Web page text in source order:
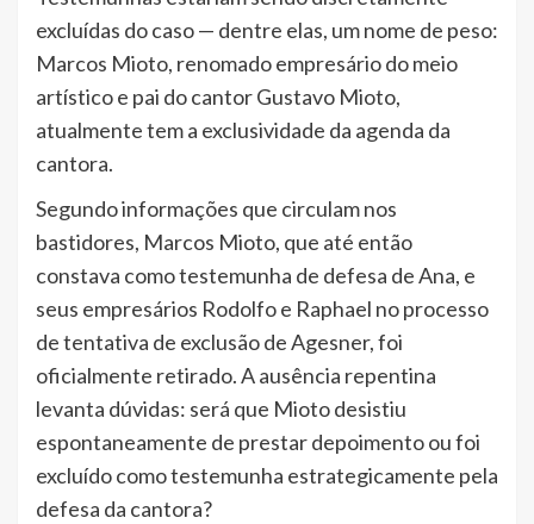
excluídas do caso — dentre elas, um nome de peso:
Marcos Mioto, renomado empresário do meio
artístico e pai do cantor Gustavo Mioto,
atualmente tem a exclusividade da agenda da
cantora.
Segundo informações que circulam nos
bastidores, Marcos Mioto, que até então
constava como testemunha de defesa de Ana, e
seus empresários Rodolfo e Raphael no processo
de tentativa de exclusão de Agesner, foi
oficialmente retirado. A ausência repentina
levanta dúvidas: será que Mioto desistiu
espontaneamente de prestar depoimento ou foi
excluído como testemunha estrategicamente pela
defesa da cantora?